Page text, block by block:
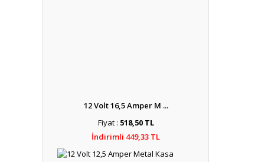
12 Volt 16,5 Amper M ...
Fiyat : 518,50 TL
İndirimli 449,33 TL